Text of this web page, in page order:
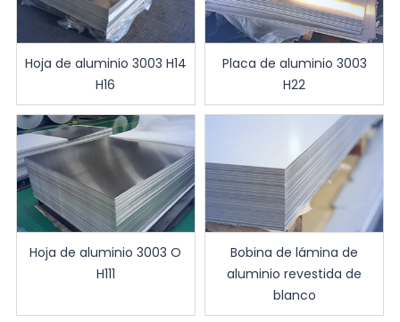
Hoja de aluminio 3003 H14
H16
Placa de aluminio 3003
H22
Hoja de aluminio 3003 O
H111
Bobina de lámina de
aluminio revestida de
blanco